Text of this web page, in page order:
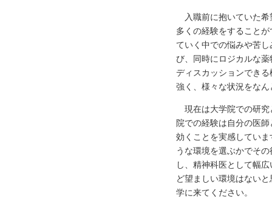
入職前に抱いていた希
多くの経験をすること
ていく中での悩みや苦
び、同時にロジカルな
ディスカッションでき
強く、様々な状況をな
現在は大学院での研究
院での経験は自分の医
効くことを実感してい
うな環境を選ぶかでそ
し、精神科医として幅
ど望ましい環境はない
学に来てください。